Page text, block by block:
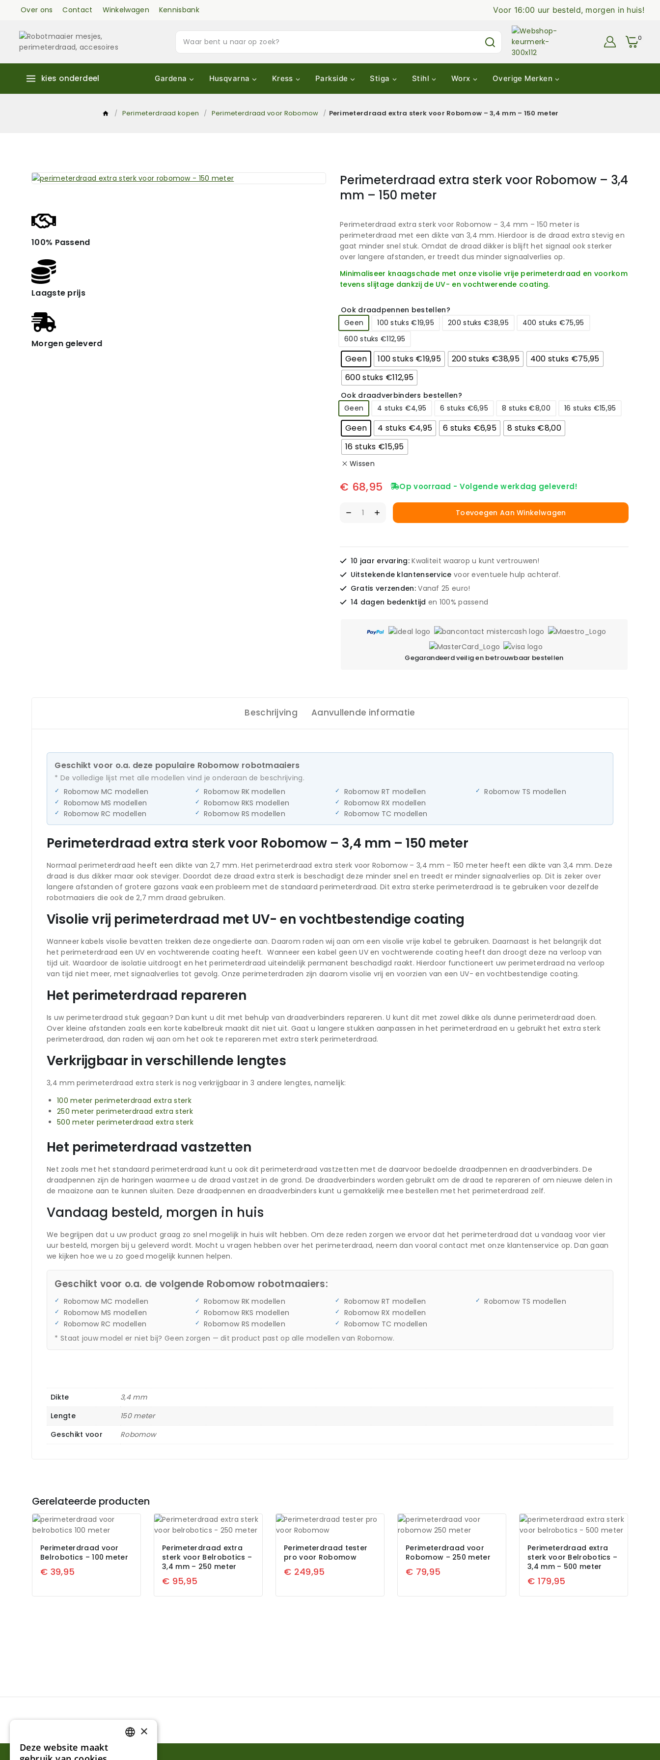
Over ons Contact Winkelwagen Kennisbank Voor 16:00 uur besteld, morgen in huis!
0
kies onderdeel Gardena Husqvarna Kress Parkside Stiga Stihl Worx Overige Merken
/ Perimeterdraad kopen / Perimeterdraad voor Robomow / Perimeterdraad extra sterk voor Robomow – 3,4 mm – 150 meter
100% Passend
Laagste prijs
Morgen geleverd
Perimeterdraad extra sterk voor Robomow – 3,4
mm – 150 meter
Perimeterdraad extra sterk voor Robomow – 3,4 mm – 150 meter is
perimeterdraad met een dikte van 3,4 mm. Hierdoor is de draad extra stevig en
gaat minder snel stuk. Omdat de draad dikker is blijft het signaal ook sterker
over langere afstanden, er treedt dus minder signaalverlies op.
Minimaliseer knaagschade met onze visolie vrije perimeterdraad en voorkom
tevens slijtage dankzij de UV- en vochtwerende coating.
Ook draadpennen bestellen?
Geen
100 stuks €19,95 200 stuks €38,95
400 stuks €75,95
600 stuks €112,95
Geen 100 stuks €19,95 200 stuks €38,95
400 stuks €75,95
600 stuks €112,95
Ook draadverbinders bestellen?
Geen
4 stuks €4,95 6 stuks €6,95 8 stuks €8,00 16 stuks €15,95
Geen 4 stuks €4,95 6 stuks €6,95
8 stuks €8,00
16 stuks €15,95
Wissen
€ 68,95 Op voorraad - Volgende werkdag geleverd!
Toevoegen Aan Winkelwagen
10 jaar ervaring:Kwaliteit waarop u kunt vertrouwen!
Uitstekende klantenservice voor eventuele hulp achteraf.
Gratis verzenden:Vanaf 25 euro!
14 dagen bedenktijd en 100% passend
Gegarandeerd veilig en betrouwbaar bestellen
Beschrijving Aanvullende informatie
Geschikt voor o.a. deze populaire Robomow robotmaaiers
* De volledige lijst met alle modellen vind je onderaan de beschrijving.
Robomow MC modellen
Robomow MS modellen
Robomow RC modellen
Robomow RK modellen
Robomow RKS modellen
Robomow RS modellen
Robomow RT modellen
Robomow RX modellen
Robomow TC modellen
Robomow TS modellen
Perimeterdraad extra sterk voor Robomow – 3,4 mm – 150 meter
Normaal perimeterdraad heeft een dikte van 2,7 mm. Het perimeterdraad extra sterk voor Robomow – 3,4 mm – 150 meter heeft een dikte van 3,4 mm. Deze
draad is dus dikker maar ook steviger. Doordat deze draad extra sterk is beschadigt deze minder snel en treedt er minder signaalverlies op. Dit is zeker over
langere afstanden of grotere gazons vaak een probleem met de standaard perimeterdraad. Dit extra sterke perimeterdraad is te gebruiken voor dezelfde
robotmaaiers die ook de 2,7 mm draad gebruiken.
Visolie vrij perimeterdraad met UV- en vochtbestendige coating
Wanneer kabels visolie bevatten trekken deze ongedierte aan. Daarom raden wij aan om een visolie vrije kabel te gebruiken. Daarnaast is het belangrijk dat
het perimeterdraad een UV en vochtwerende coating heeft. Wanneer een kabel geen UV en vochtwerende coating heeft dan droogt deze na verloop van
tijd uit. Waardoor de isolatie uitdroogt en het perimeterdraad uiteindelijk permanent beschadigd raakt. Hierdoor functioneert uw perimeterdraad na verloop
van tijd niet meer, met signaalverlies tot gevolg. Onze perimeterdraden zijn daarom visolie vrij en voorzien van een UV- en vochtbestendige coating.
Het perimeterdraad repareren
Is uw perimeterdraad stuk gegaan? Dan kunt u dit met behulp van draadverbinders repareren. U kunt dit met zowel dikke als dunne perimeterdraad doen.
Over kleine afstanden zoals een korte kabelbreuk maakt dit niet uit. Gaat u langere stukken aanpassen in het perimeterdraad en u gebruikt het extra sterk
perimeterdraad, dan raden wij aan om het ook te repareren met extra sterk perimeterdraad.
Verkrijgbaar in verschillende lengtes
3,4 mm perimeterdraad extra sterk is nog verkrijgbaar in 3 andere lengtes, namelijk:
100 meter perimeterdraad extra sterk
250 meter perimeterdraad extra sterk
500 meter perimeterdraad extra sterk
Het perimeterdraad vastzetten
Net zoals met het standaard perimeterdraad kunt u ook dit perimeterdraad vastzetten met de daarvoor bedoelde draadpennen en draadverbinders. De
draadpennen zijn de haringen waarmee u de draad vastzet in de grond. De draadverbinders worden gebruikt om de draad te repareren of om nieuwe delen in
de maaizone aan te kunnen sluiten. Deze draadpennen en draadverbinders kunt u gemakkelijk mee bestellen met het perimeterdraad zelf.
Vandaag besteld, morgen in huis
We begrijpen dat u uw product graag zo snel mogelijk in huis wilt hebben. Om deze reden zorgen we ervoor dat het perimeterdraad dat u vandaag voor vier
uur besteld, morgen bij u geleverd wordt. Mocht u vragen hebben over het perimeterdraad, neem dan vooral contact met onze klantenservice op. Dan gaan
we kijken hoe we u zo goed mogelijk kunnen helpen.
Geschikt voor o.a. de volgende Robomow robotmaaiers:
Robomow MC modellen
Robomow MS modellen
Robomow RC modellen
Robomow RK modellen
Robomow RKS modellen
Robomow RS modellen
Robomow RT modellen
Robomow RX modellen
Robomow TC modellen
Robomow TS modellen
* Staat jouw model er niet bij? Geen zorgen — dit product past op alle modellen van Robomow.
Dikte
3,4 mm
Lengte
150 meter
Geschikt voor
Robomow
Gerelateerde producten
Perimeterdraad voor
Belrobotics – 100 meter
€ 39,95
Perimeterdraad extra
sterk voor Belrobotics –
3,4 mm – 250 meter
€ 95,95
Perimeterdraad tester
pro voor Robomow
€ 249,95
Perimeterdraad voor
Robomow – 250 meter
€ 79,95
Perimeterdraad extra
sterk voor Belrobotics –
3,4 mm – 500 meter
€ 179,95
×
Deze website maakt